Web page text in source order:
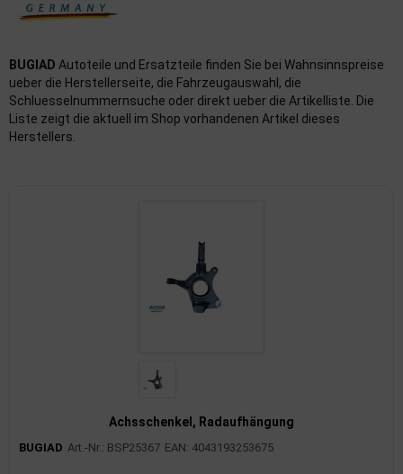
BUGIAD Autoteile und Ersatzteile finden Sie bei Wahnsinnspreise
ueber die Herstellerseite, die Fahrzeugauswahl, die
Schluesselnummernsuche oder direkt ueber die Artikelliste. Die
Liste zeigt die aktuell im Shop vorhandenen Artikel dieses
Herstellers.
Achsschenkel, Radaufhängung
BUGIAD Art.-Nr.: BSP25367 EAN: 4043193253675
Kommunikationssysteme